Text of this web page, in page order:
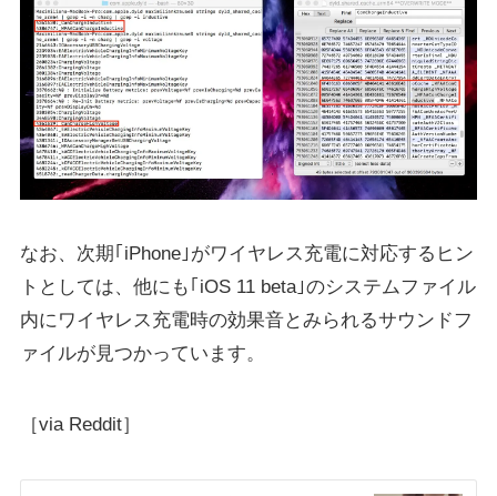
なお、次期｢iPhone｣がワイヤレス充電に対応するヒン
トとしては、他にも｢iOS 11 beta｣のシステムファイル
内にワイヤレス充電時の効果音とみられるサウンドフ
ァイルが見つかっています。
［via Reddit］